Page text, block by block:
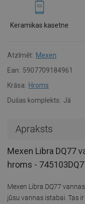
Keramikas kasetne
Atzīmēt: Mexen
Ean: 5907709184961
Krāsa: Hroms
Dušas komplekts: Jā
Apraksts
Mexen Libra DQ77
hroms -
Mexen Libra DQ77
jūsu vannas istabai. Tas